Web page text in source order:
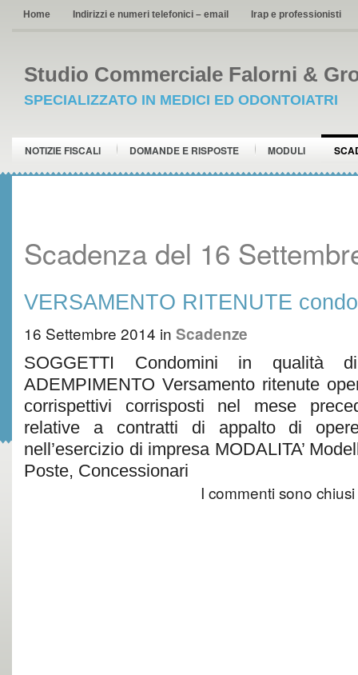
Home Indirizzi e numeri telefonici – email Irap e professionisti
Studio Commerciale Falorni &
SPECIALIZZATO IN MEDICI ED ODONTOIATRI
NOTIZIE FISCALI DOMANDE E RISPOSTE MODULI
Scadenza del 16
VERSAMENTO RITENUTE
16 Settembre 2014 in Scadenze
SOGGETTI Condomini in qualità
ADEMPIMENTO Versamento ritenute
corrispettivi corrisposti nel mese
relative a contratti di appalto di
nell’esercizio di impresa MODALITA’
Poste, Concessionari
I commenti sono chiusi